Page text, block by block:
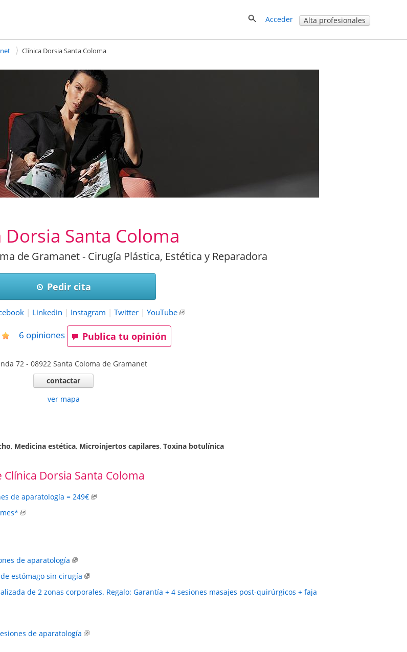
Acceder Alta profesionales
Clínica Dorsia Santa Coloma
Dorsia Santa Coloma
de Gramanet - Cirugía Plástica, Estética y Reparadora
Pedir cita
| Linkedin | Instagram | Twitter | YouTube
6 opiniones Publica tu opinión
72 - 08922 Santa Coloma de Gramanet
contactar
ver mapa
, Medicina estética, Microinjertos capilares, Toxina botulínica
Dorsia Santa Coloma
de aparatología = 249€
de aparatología
estómago sin cirugía
de 2 zonas corporales. Regalo: Garantía + 4 sesiones masajes post-quirúrgicos + faja
de aparatología